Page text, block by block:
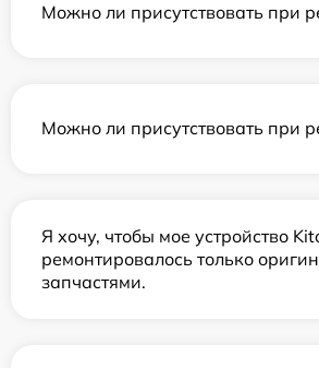
Можно ли присутствовать при
Можно ли присутствовать при
Я хочу, чтобы мое устройство
ремонтировалось только
запчастями.